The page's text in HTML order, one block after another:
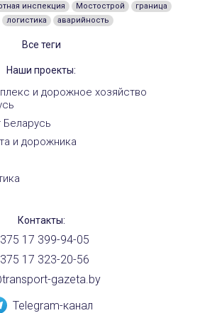
инспекция Мостострой
граница
логистика аварийность
Все теги
Наши проекты:
и дорожное хозяйство
Беларусь
и дорожника
Контакты:
17 399-94-05
17 323-20-56
gazeta.by
Telegram-канал